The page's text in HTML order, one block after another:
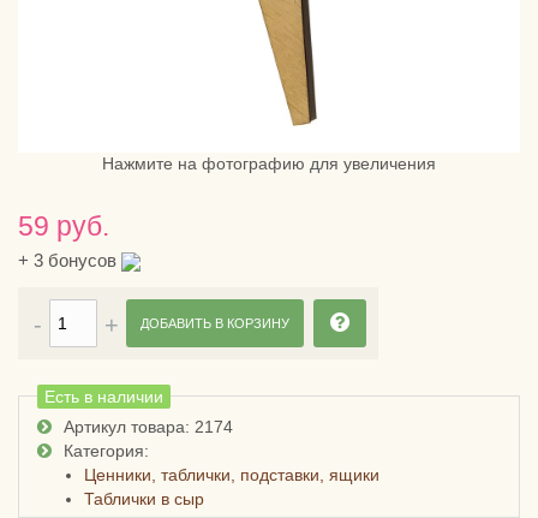
Нажмите на фотографию для увеличения
59 руб.
+ 3 бонусов
Есть в наличии
Артикул товара: 2174
Категория:
Ценники, таблички, подставки, ящики
Таблички в сыр
ДОБАВИТЬ В КОРЗИНУ